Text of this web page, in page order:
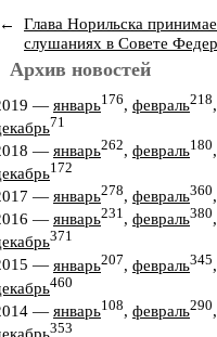
←
Глава Норильска
слушаниях в Совете
Архив новостей
— январь176, февраль218,
71
— январь262, февраль180,
172
— январь278, февраль360,
— январь231, февраль380,
371
— январь207, февраль345,
460
— январь108, февраль290,
353